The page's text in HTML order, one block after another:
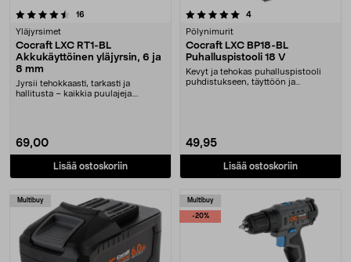
16
Yläjyrsimet
Cocraft LXC RT1-BL
Akkukäyttöinen yläjyrsin, 6 ja
8 mm
Jyrsii tehokkaasti, tarkasti ja
hallitusta – kaikkia puulajeja.
69,00
Lisää ostoskoriin
5.0 viidestä tähdestä 4arvostelut
Pölynimurit
Cocraft LXC BP18-BL
Puhalluspistooli 18 V
Kevyt ja tehokas puhalluspistooli
puhdistukseen, täyttöön ja
49,95
Lisää ostoskoriin
Multibuy Multibuy
-20%